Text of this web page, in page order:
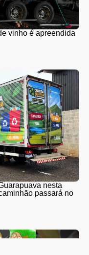
vinho é apreendida
nesta
passará no